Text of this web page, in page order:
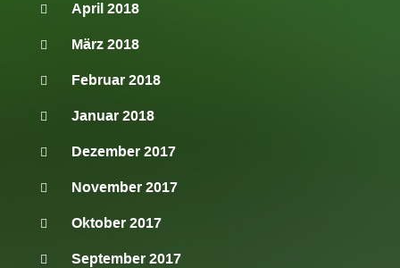
April 2018
März 2018
Februar 2018
Januar 2018
Dezember 2017
November 2017
Oktober 2017
September 2017